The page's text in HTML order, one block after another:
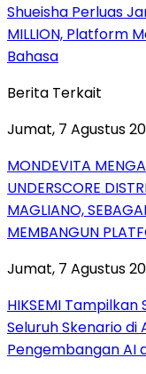
Shueisha Perluas
MILLION, Platform
Bahasa
Berita Terkait
Jumat, 7 Agustus
MONDEVITA
UNDERSCORE
MAGLIANO,
MEMBANGUN
Jumat, 7 Agustus
HIKSEMI
Seluruh Skenario di
Pengembangan AI